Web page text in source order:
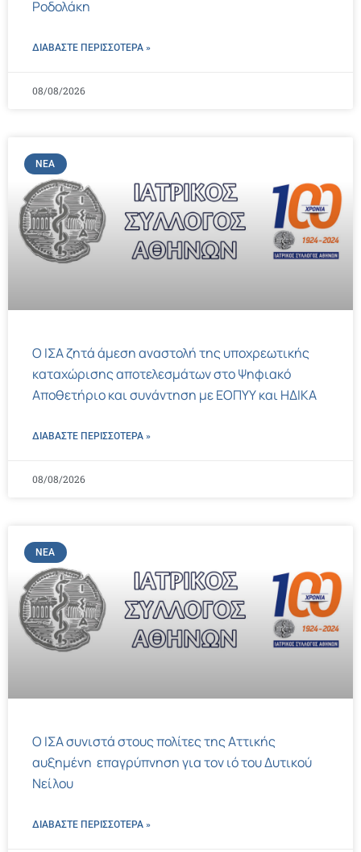
Ροδολάκη
ΔΙΑΒΑΣΤΕ ΠΕΡΙΣΣΌΤΕΡΑ »
08/08/2026
ΝΈΑ
Ο ΙΣΑ ζητά άμεση αναστολή της υποχρεωτικής
καταχώρισης αποτελεσμάτων στο Ψηφιακό
Αποθετήριο και συνάντηση με ΕΟΠΥΥ και ΗΔΙΚΑ
ΔΙΑΒΑΣΤΕ ΠΕΡΙΣΣΌΤΕΡΑ »
08/08/2026
ΝΈΑ
Ο ΙΣΑ συνιστά στους πολίτες της Αττικής
αυξημένη επαγρύπνηση για τον ιό του Δυτικού
Νείλου
ΔΙΑΒΑΣΤΕ ΠΕΡΙΣΣΌΤΕΡΑ »